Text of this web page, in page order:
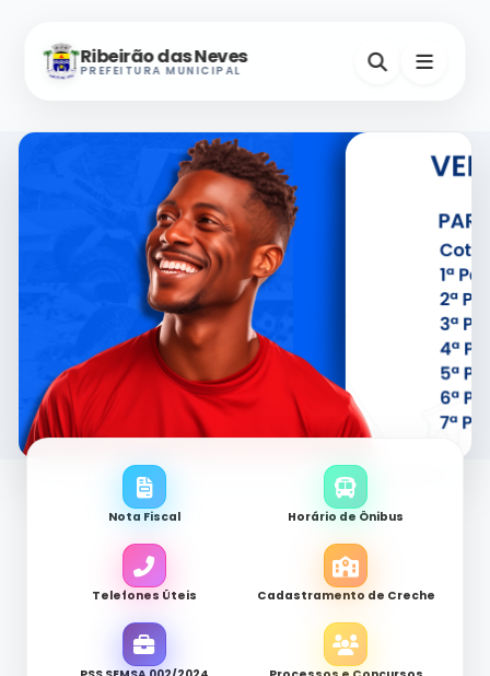
Ribeirão das Neves
PREFEITURA MUNICIPAL
Nota Fiscal Horário de Ônibus
Telefones Úteis Cadastramento de Creche
Nevinho
Assistente Virtual
A-
Horários e Endereços Secretarias